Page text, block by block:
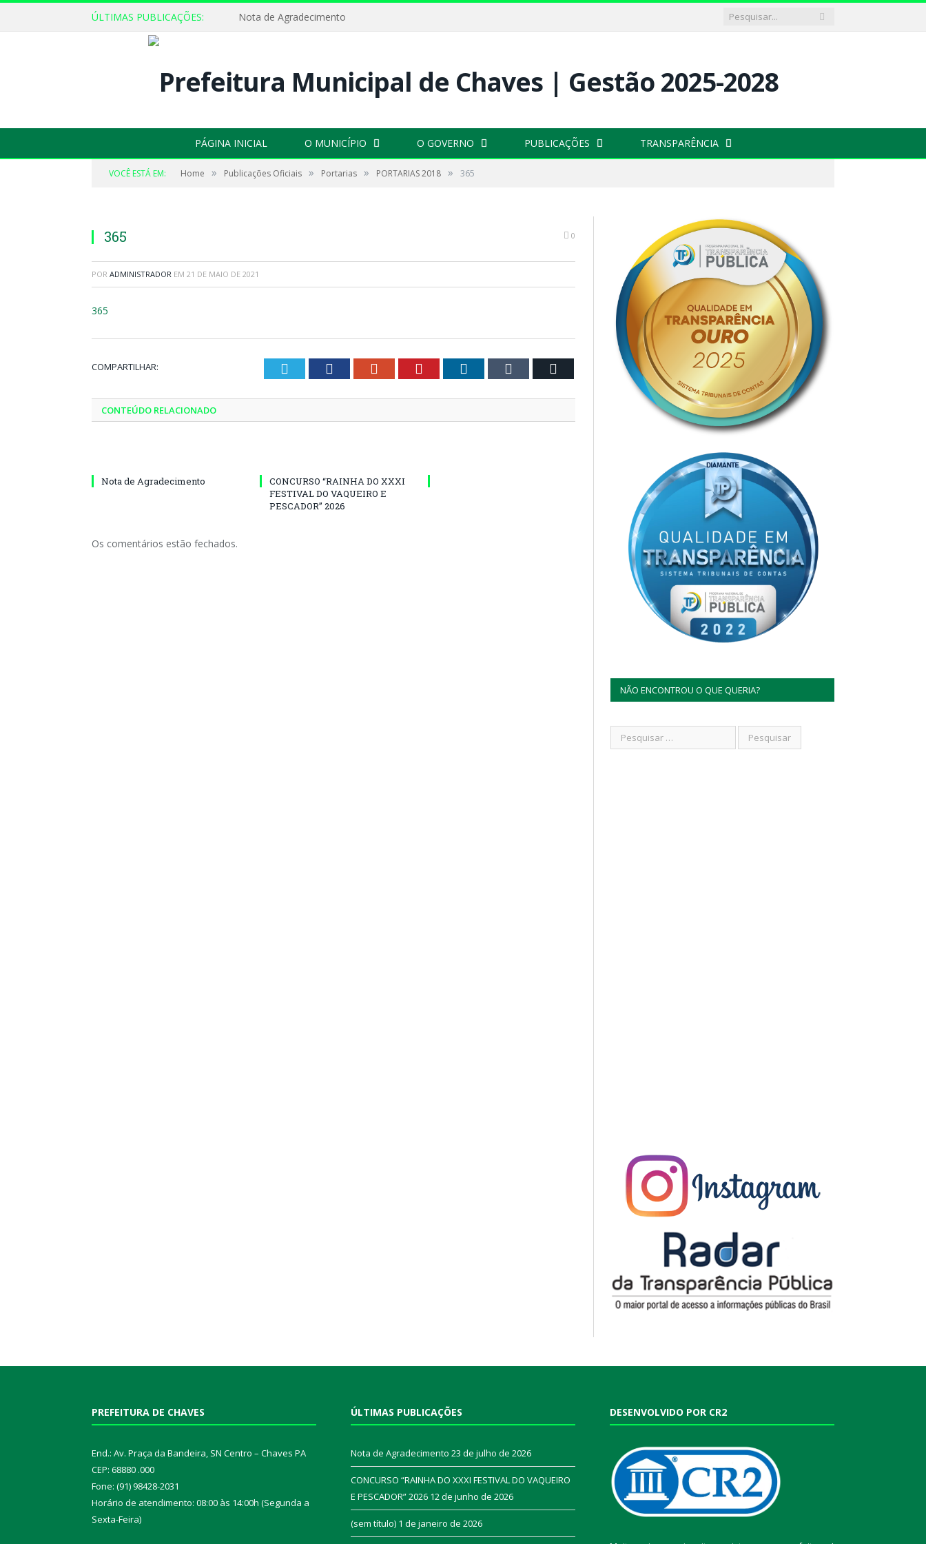
ÚLTIMAS PUBLICAÇÕES: Nota de Agradecimento
PÁGINA INICIAL O MUNICÍPIO O GOVERNO PUBLICAÇÕES TRANSPARÊNCIA
VOCÊ ESTÁ EM: Home » Publicações Oficiais » Portarias » PORTARIAS 2018 » 365
365 0
POR ADMINISTRADOR EM 21 DE MAIO DE 2021
365
COMPARTILHAR: Twitter Facebook Google+ Pinterest LinkedIn Tumblr
CONTEÚDO RELACIONADO
Nota de Agradecimento
CONCURSO “RAINHA DO XXXI
FESTIVAL DO VAQUEIRO E
PESCADOR” 2026
Os comentários estão fechados.
NÃO ENCONTROU O QUE QUERIA?
PREFEITURA DE CHAVES
End.: Av. Praça da Bandeira, SN Centro – Chaves PA
CEP: 68880 .000
Fone: (91) 98428-2031
Horário de atendimento: 08:00 às 14:00h (Segunda a
Sexta-Feira)
ÚLTIMAS PUBLICAÇÕES
Nota de Agradecimento 23 de julho de 2026
CONCURSO “RAINHA DO XXXI FESTIVAL DO VAQUEIRO
E PESCADOR” 2026 12 de junho de 2026
(sem título) 1 de janeiro de 2026
DESENVOLVIDO POR CR2